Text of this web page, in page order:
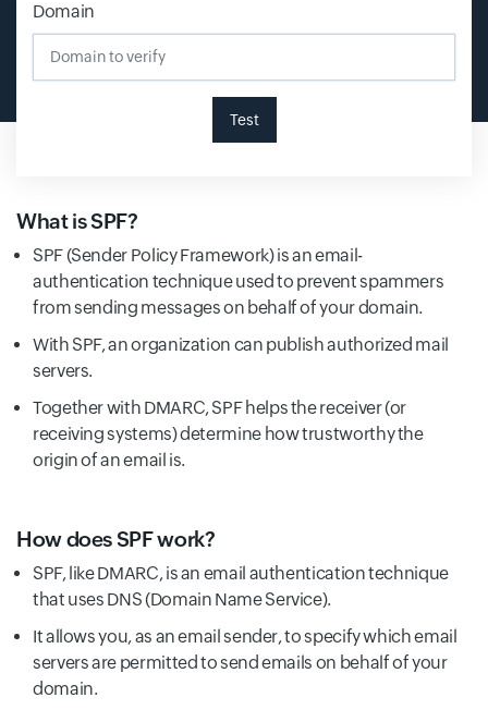
Domain
Test
What is SPF?
SPF (Sender Policy Framework) is an email-
authentication technique used to prevent spammers
from sending messages on behalf of your domain.
With SPF, an organization can publish authorized mail
servers.
Together with DMARC, SPF helps the receiver (or
receiving systems) determine how trustworthy the
origin of an email is.
How does SPF work?
SPF, like DMARC, is an email authentication technique
that uses DNS (Domain Name Service).
It allows you, as an email sender, to specify which email
servers are permitted to send emails on behalf of your
domain.